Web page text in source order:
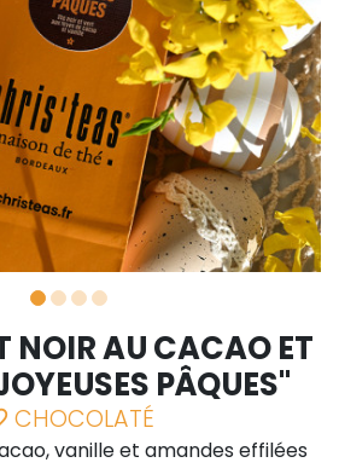
NOIR AU CACAO ET
PÂQUES"
CHOCOLATÉ
vanille et amandes effilées